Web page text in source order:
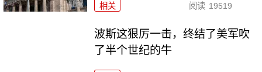
相关 阅读 19519
波斯这狠厉一击，终结了美军吹
了半个世纪的牛